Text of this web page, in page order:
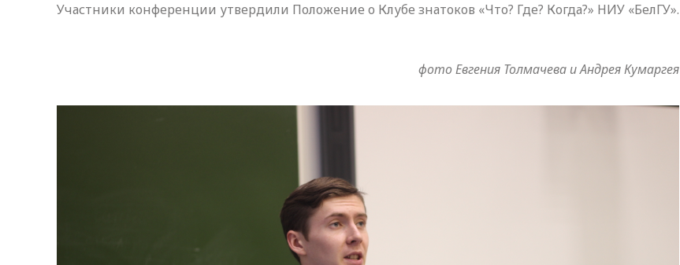
Участники конференции утвердили Положение о Клубе знатоков «Что? Где? Когда?» НИУ «БелГУ».
фото Евгения Толмачева и Андрея Кумаргея